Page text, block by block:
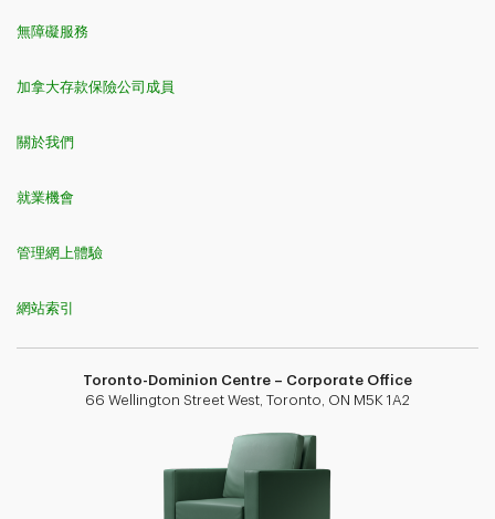
無障礙服務
加拿大存款保險公司成員
關於我們
就業機會
管理網上體驗
網站索引
Toronto-Dominion Centre – Corporate Office
66 Wellington Street West, Toronto, ON M5K 1A2